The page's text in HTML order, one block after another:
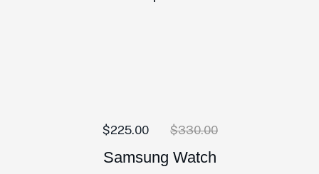
$330.00
$225.00
Samsung Watch